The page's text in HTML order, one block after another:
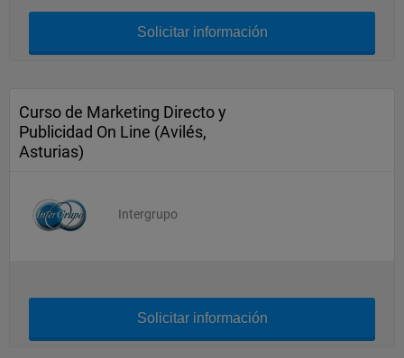
Solicitar información
Curso de Marketing Directo y
Publicidad On Line (Avilés,
Asturias)
Intergrupo
Solicitar información